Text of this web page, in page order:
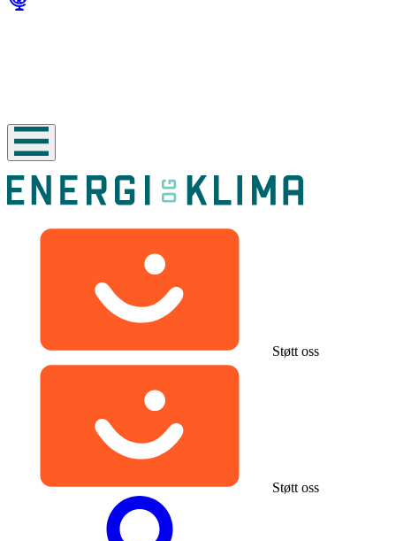
Støtt oss
Støtt oss